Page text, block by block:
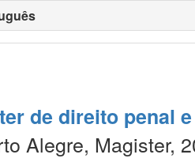
de direito penal
Alegre, Magister,